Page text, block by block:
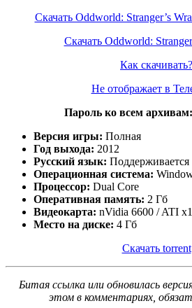
Скачать Oddworld: Stranger’s
Скачать Oddworld:
Как скачивать?
Не отображает в
Пароль ко всем архивам:
Версия игры: Полная
Год выхода: 2012
Русский язык: Поддерживается
Операционная система:
Процессор: Dual Core
Оперативная память: 2 Гб
Видеокарта: nVidia 6600 / ATI
Место на диске: 4 Гб
Скачать torrent
Битая ссылка или обновилась
этом в комментариях,